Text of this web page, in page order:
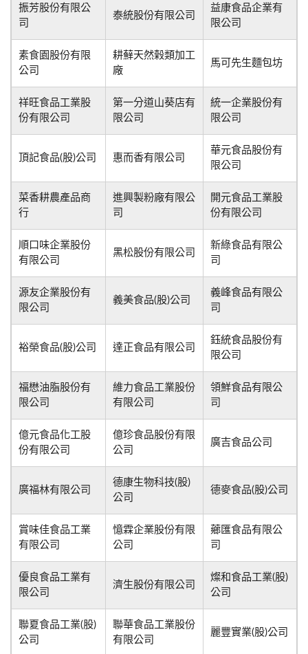
振芳股份有限公
司
泰統股份有限公司
益康食品企業有
限公司
素食園股份有限
公司
耕蘚天然榖類加工
廠
馬可先生麵包坊
祥旺食品工業股
份有限公司
第一分道山葵店有
限公司
統一企業股份有
限公司
頂記食品(股)公司 惠而香有限公司
華元食品股份有
限公司
菜香耕農產品商
行
進興製粉廠有限公
司
開元食品工業股
份有限公司
順口味企業股份
有限公司
黑松股份有限公司
新綠食品有限公
司
源友企業股份有
限公司
義美食品(股)公司
義峰食品有限公
司
裕榮食品(股)公司 達正食品有限公司
鈺統食品股份有
限公司
福懋油脂股份有
限公司
維力食品工業股份
有限公司
領鮮食品有限公
司
億元食品化工股
份有限公司
億珍食品股份有限
公司
廣吉食品公司
廣福林有限公司
德康生物科技(股)
公司
德麥食品(股)公司
賞味佳食品工業
有限公司
憶霖企業股份有限
公司
薌匯食品有限公
司
優良食品工業有
限公司
濟生股份有限公司
燦和食品工業(股)
公司
聯夏食品工業(股)
公司
聯華食品工業股份
有限公司
麗豐實業(股)公司